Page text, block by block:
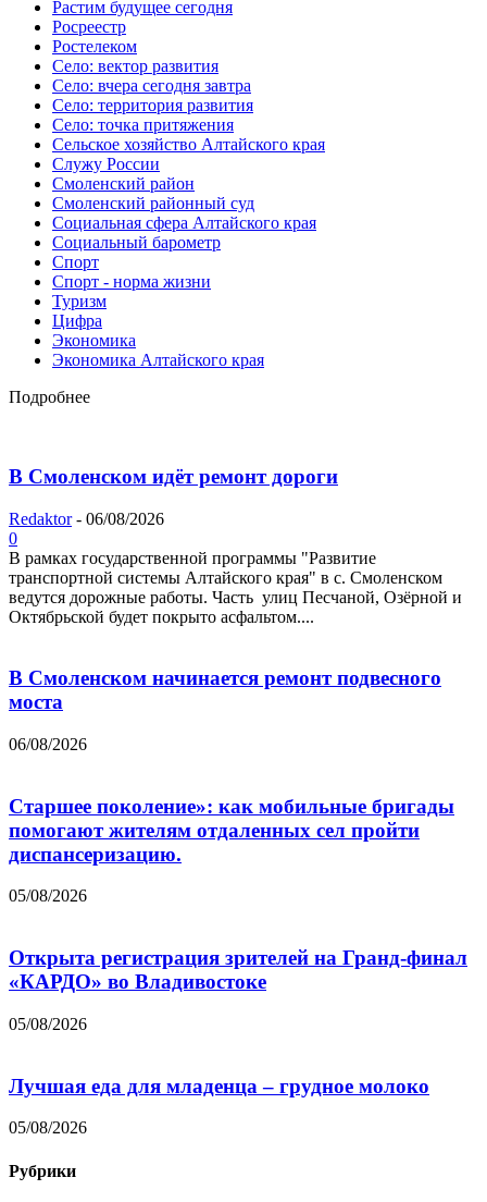
Растим будущее сегодня
Росреестр
Ростелеком
Село: вектор развития
Село: вчера сегодня завтра
Село: территория развития
Село: точка притяжения
Сельское хозяйство Алтайского края
Служу России
Смоленский район
Смоленский районный суд
Социальная сфера Алтайского края
Социальный барометр
Спорт
Спорт - норма жизни
Туризм
Цифра
Экономика
Экономика Алтайского края
Подробнее
В Смоленском идёт ремонт дороги
Redaktor - 06/08/2026
0
В рамках государственной программы "Развитие
транспортной системы Алтайского края" в с. Смоленском
ведутся дорожные работы. Часть улиц Песчаной, Озёрной и
Октябрьской будет покрыто асфальтом....
В Смоленском начинается ремонт подвесного
моста
06/08/2026
Старшее поколение»: как мобильные бригады
помогают жителям отдаленных сел пройти
диспансеризацию.
05/08/2026
Открыта регистрация зрителей на Гранд-финал
«КАРДО» во Владивостоке
05/08/2026
Лучшая еда для младенца – грудное молоко
05/08/2026
Рубрики